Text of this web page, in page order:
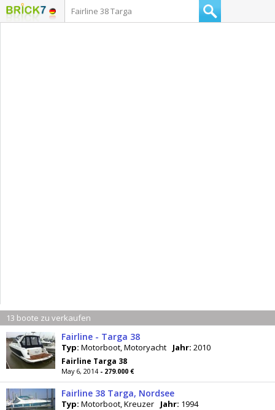
13 boote zu verkaufen
Fairline - Targa 38
Typ: Motorboot, Motoryacht Jahr: 2010
Fairline Targa 38
May 6, 2014 - 279.000 €
Fairline 38 Targa, Nordsee
Typ: Motorboot, Kreuzer Jahr: 1994